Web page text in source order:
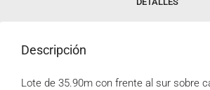
Descripción
Lote de 35.90m con frente al sur sobre